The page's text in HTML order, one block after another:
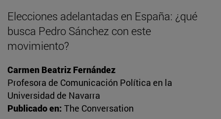
Elecciones adelantadas en España: ¿qué
busca Pedro Sánchez con este
movimiento?
Carmen Beatriz Fernández
Profesora de Comunicación Política en la
Universidad de Navarra
Publicado en: The Conversation